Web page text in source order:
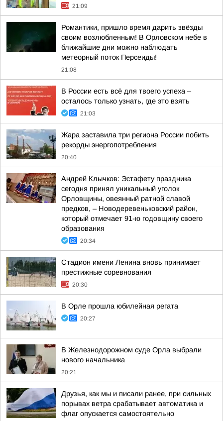
21:09
Романтики, пришло время дарить звёзды
своим возлюбленным! В Орловском небе в
ближайшие дни можно наблюдать
метеорный поток Персеиды!
21:08
В России есть всё для твоего успеха –
осталось только узнать, где это взять
21:03
Жара заставила три региона России побить
рекорды энергопотребления
20:40
Андрей Клычков: Эстафету праздника
сегодня принял уникальный уголок
Орловщины, овеянный ратной славой
предков, – Новодеревеньковский район,
который отмечает 91-ю годовщину своего
образования
20:34
Стадион имени Ленина вновь принимает
престижные соревнования
20:30
В Орле прошла юбилейная регата
20:27
В Железнодорожном суде Орла выбрали
нового начальника
20:21
Друзья, как мы и писали ранее, при сильных
порывах ветра срабатывает автоматика и
флаг опускается самостоятельно